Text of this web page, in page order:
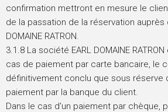
confirmation mettront en mesure le
de la passation de la réservation auprès
DOMAINE RATRON.
3.1.8 La société EARL DOMAINE
cas de paiement par carte bancaire, le
définitivement conclu que sous réserve
paiement par la banque du client.
Dans le cas d'un paiement par chèque,